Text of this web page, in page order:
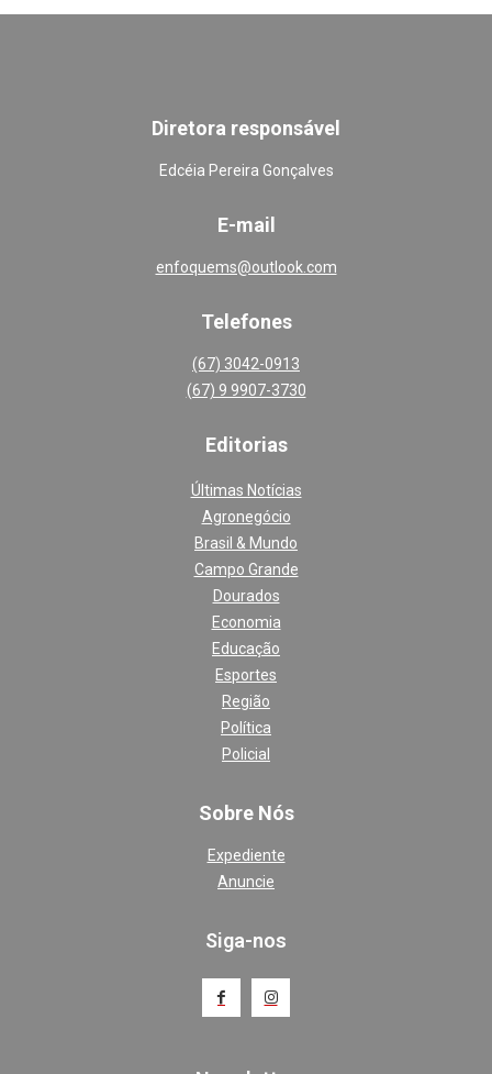
Diretora responsável
Edcéia Pereira Gonçalves
E-mail
enfoquems@outlook.com
Telefones
(67) 3042-0913
(67) 9 9907-3730
Editorias
Últimas Notícias
Agronegócio
Brasil & Mundo
Campo Grande
Dourados
Economia
Educação
Esportes
Região
Política
Policial
Sobre Nós
Expediente
Anuncie
Siga-nos